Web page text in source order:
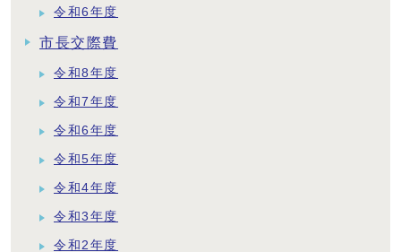
令和6年度
市長交際費
令和8年度
令和7年度
令和6年度
令和5年度
令和4年度
令和3年度
令和2年度